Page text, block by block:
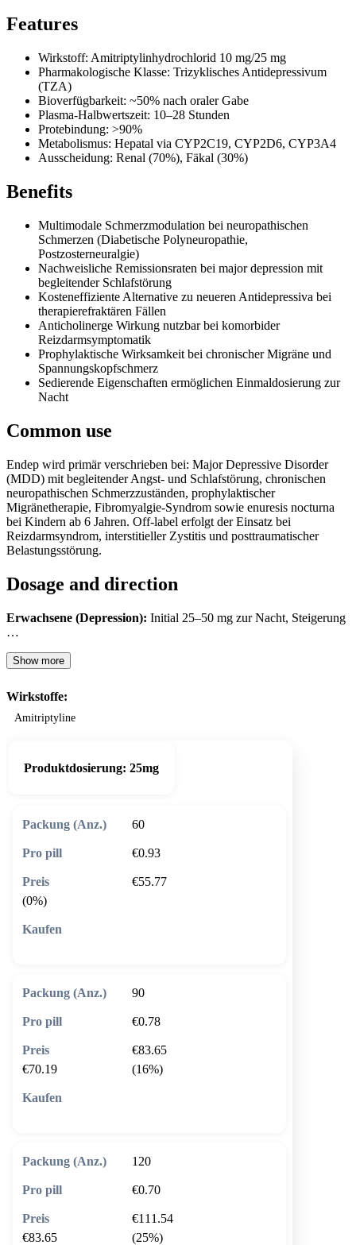
Features
Wirkstoff: Amitriptylinhydrochlorid 10 mg/25 mg
Pharmakologische Klasse: Trizyklisches Antidepressivum
(TZA)
Bioverfügbarkeit: ~50% nach oraler Gabe
Plasma-Halbwertszeit: 10–28 Stunden
Protebindung: >90%
Metabolismus: Hepatal via CYP2C19, CYP2D6, CYP3A4
Ausscheidung: Renal (70%), Fäkal (30%)
Benefits
Multimodale Schmerzmodulation bei neuropathischen
Schmerzen (Diabetische Polyneuropathie,
Postzosterneuralgie)
Nachweisliche Remissionsraten bei major depression mit
begleitender Schlafstörung
Kosteneffiziente Alternative zu neueren Antidepressiva bei
therapierefraktären Fällen
Anticholinerge Wirkung nutzbar bei komorbider
Reizdarmsymptomatik
Prophylaktische Wirksamkeit bei chronischer Migräne und
Spannungskopfschmerz
Sedierende Eigenschaften ermöglichen Einmaldosierung zur
Nacht
Common use
Endep wird primär verschrieben bei: Major Depressive Disorder
(MDD) mit begleitender Angst- und Schlafstörung, chronischen
neuropathischen Schmerzzuständen, prophylaktischer
Migränetherapie, Fibromyalgie-Syndrom sowie enuresis nocturna
bei Kindern ab 6 Jahren. Off-label erfolgt der Einsatz bei
Reizdarmsyndrom, interstitieller Zystitis und posttraumatischer
Belastungsstörung.
Dosage and direction
Erwachsene (Depression): Initial 25–50 mg zur Nacht, Steigerung
…
Show more
Wirkstoffe:
Amitriptyline
Produktdosierung: 25mg
60
€0.93
€55.77
(0%)
90
€0.78
€83.65
€70.19
(16%)
120
€0.70
€111.54
€83.65
(25%)